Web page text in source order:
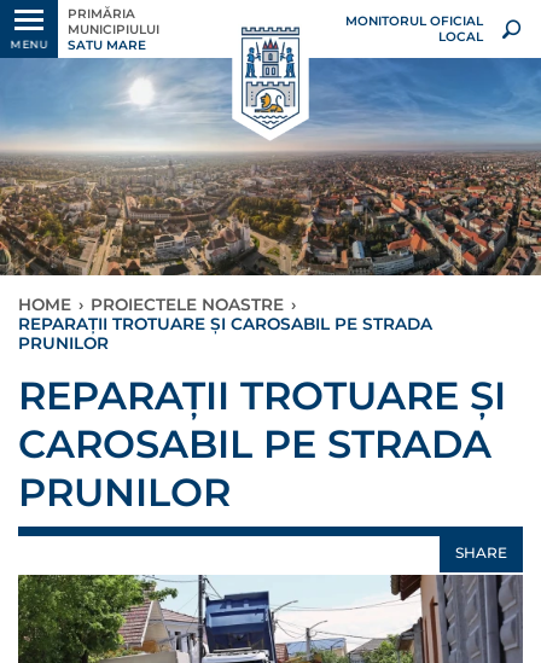
MENU
PRIMĂRIA
MUNICIPIULUI
SATU MARE
MONITORUL OFICIAL
LOCAL
HOME › PROIECTELE NOASTRE ›
REPARAȚII TROTUARE ȘI CAROSABIL PE STRADA
PRUNILOR
REPARAȚII TROTUARE ȘI
CAROSABIL PE STRADA
PRUNILOR
SHARE